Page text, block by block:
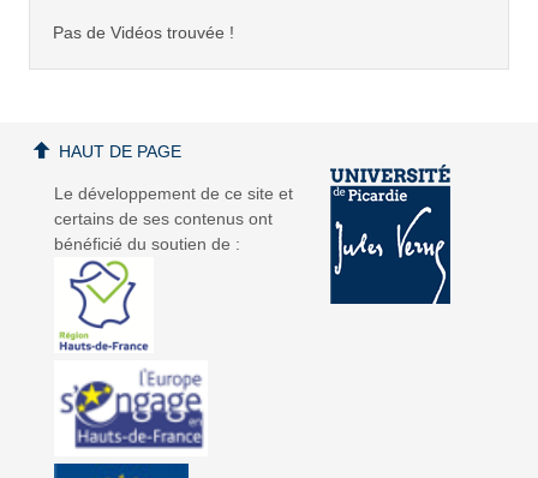
Pas de Vidéos trouvée !
Le développement de ce site et
certains de ses contenus ont
bénéficié du soutien de :
HAUT DE PAGE